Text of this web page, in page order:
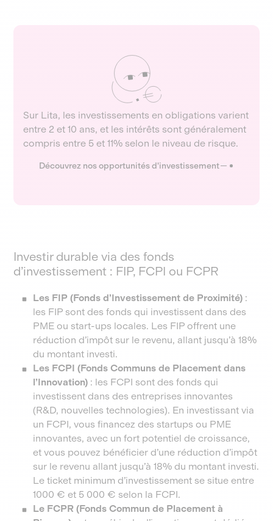
Sur Lita, les investissements en obligations varient
entre 2 et 10 ans, et les intérêts sont généralement
compris entre 5 et 11% selon le niveau de risque.
Découvrez nos opportunités d'investissement
Investir durable via des fonds
d’investissement : FIP, FCPI ou FCPR
Les FIP (Fonds d’Investissement de Proximité) :
les FIP sont des fonds qui investissent dans des
PME ou start-ups locales. Les FIP offrent une
réduction d’impôt sur le revenu, allant jusqu’à 18%
du montant investi.
Les FCPI (Fonds Communs de Placement dans
l’Innovation) : les FCPI sont des fonds qui
investissent dans des entreprises innovantes
(R&D, nouvelles technologies). En investissant via
un FCPI, vous financez des startups ou PME
innovantes, avec un fort potentiel de croissance,
et vous pouvez bénéficier d’une réduction d’impôt
sur le revenu allant jusqu’à 18% du montant investi.
Le ticket minimum d’investissement se situe entre
1000 € et 5 000 € selon la FCPI.
Le FCPR (Fonds Commun de Placement à